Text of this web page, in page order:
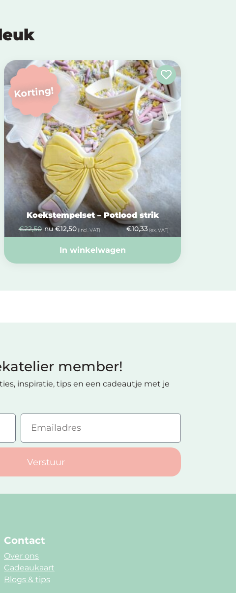
Korting!
Koekstempelset – Potlood strik
€22,50 nu €12,50(incl. VAT) €10,33 (ex. VAT)
In winkelwagen
member!
inspiratie, tips en een cadeautje met je
Verstuur
Contact
Over ons
Cadeaukaart
Blogs & tips